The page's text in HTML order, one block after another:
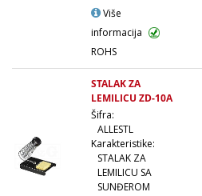
Više
informacija
ROHS
STALAK ZA
LEMILICU ZD-10A
Šifra:
ALLESTL
Karakteristike:
STALAK ZA
LEMILICU SA
SUNĐEROM